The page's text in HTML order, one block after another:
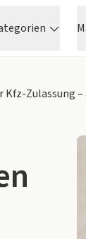
Zulassung